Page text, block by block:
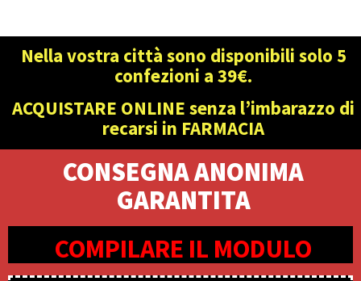
Nella vostra città sono disponibili solo 5
confezioni a 39€.
ACQUISTARE ONLINE senza l’imbarazzo di
recarsi in FARMACIA
CONSEGNA ANONIMA
GARANTITA
COMPILARE IL MODULO